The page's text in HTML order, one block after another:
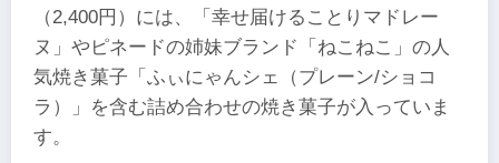
（2,400円）には、「幸せ届けることりマドレー
ヌ」やピネードの姉妹ブランド「ねこねこ」の人
気焼き菓子「ふぃにゃんシェ（プレーン/ショコ
ラ）」を含む詰め合わせの焼き菓子が入っていま
す。